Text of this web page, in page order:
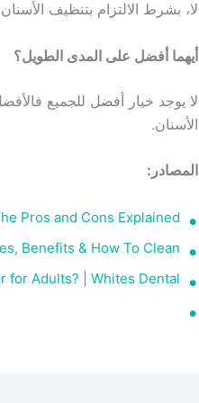
لا، بشرط الالتزام بتنظيف
أيهما أفضل على المدى الطويل؟
لا يوجد خيار أفضل للجميع
الأسنان.
المصادر:
Pros and Cons Explained
Benefits & How To Clean
for Adults? | Whites Dental